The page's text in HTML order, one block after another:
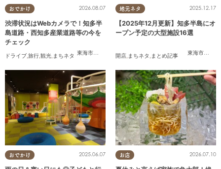
おでかけ
東海市
,大府市 知多市 ,東浦町,常滑市, 南知多町
2026.08.07
渋滞状況はWebカメラで！知多半
島道路・西知多産業道路等の今を
チェック
ドライブ,旅行,観光, まちネタ
地元ネタ
東海市
,大府
2025.12.17
【2025年12月更新】知多半島にオ
ープン予定の大型施設16選
開店, まちネタ , まとめ記事
おでかけ 2025.06.07 お店 2026.07.10